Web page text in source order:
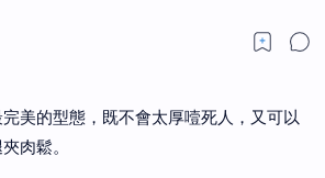
美的型態，既不會太厚噎死人，又可以
肉鬆。